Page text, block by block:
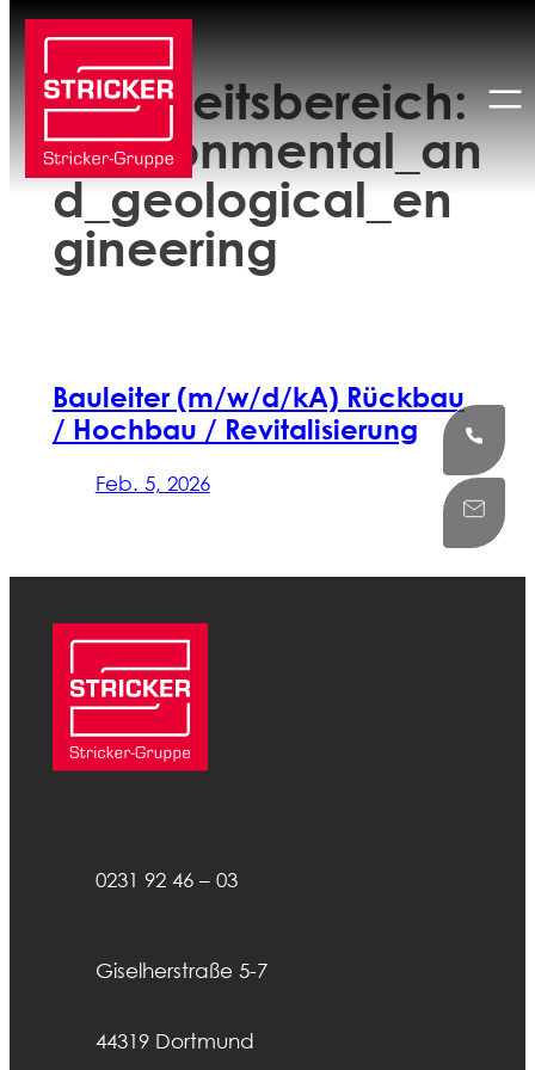
Zum
Inhalt
springen
Tätigkeitsbereich:
environmental_an
d_geological_en
gineering
Bauleiter (m/w/d/kA) Rückbau
/ Hochbau / Revitalisierung
Feb. 5, 2026
0231 92 46 – 03
Giselherstraße 5-7
44319 Dortmund